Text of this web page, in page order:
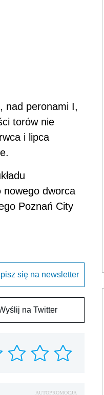
nad peronami I,
torów nie
i lipca
nowego dworca
Poznań City
się na newsletter
na Twitter
AUTOPROMOCJA